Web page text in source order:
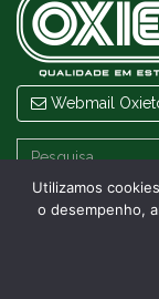
Webmail
© 2026Oxieto- Todos os
Utilizamos
o desempenho,